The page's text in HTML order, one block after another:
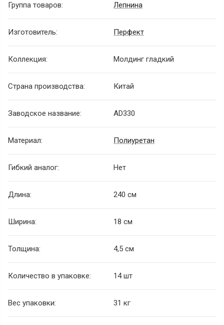
Группа товаров: Лепнина
Изготовитель: Перфект
Коллекция: Молдинг гладкий
Страна производства: Китай
Заводское название: AD330
Материал: Полиуретан
Гибкий аналог: Нет
Длина: 240 см
Ширина: 18 см
Толщина: 4,5 см
Количество в упаковке: 14 шт
Вес упаковки: 31 кг